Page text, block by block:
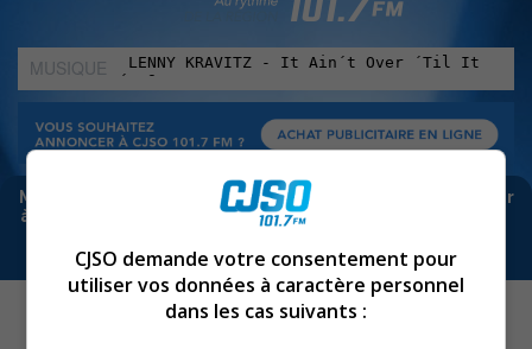
MUSIQUE
:
Meta bloque les infos sur Facebook. Pour ne rien manquer
à Sorel-Tracy et la région, abonne-toi à notre infolettre :
CJSO demande votre consentement pour
utiliser vos données à caractère personnel
dans les cas suivants :